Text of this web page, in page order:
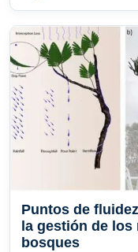
Puntos de
la gestión de
bosques